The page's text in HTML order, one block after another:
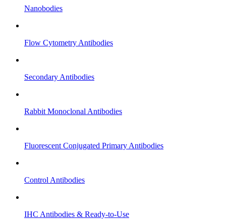
Nanobodies
Flow Cytometry Antibodies
Secondary Antibodies
Rabbit Monoclonal Antibodies
Fluorescent Conjugated Primary Antibodies
Control Antibodies
IHC Antibodies & Ready-to-Use